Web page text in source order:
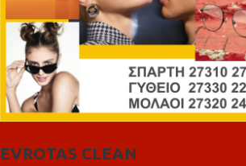
EVROTAS CLEAN